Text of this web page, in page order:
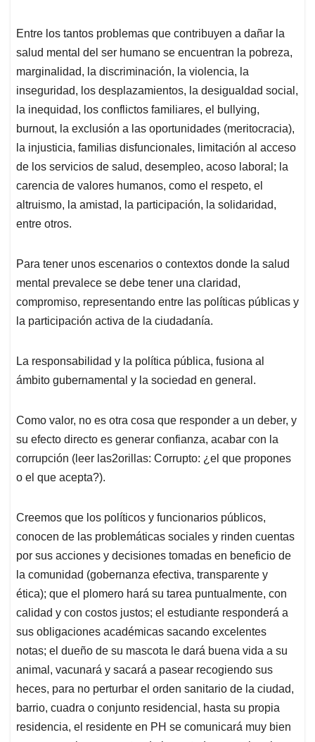
Entre los tantos problemas que contribuyen a dañar la
salud mental del ser humano se encuentran la pobreza,
marginalidad, la discriminación, la violencia, la
inseguridad, los desplazamientos, la desigualdad social,
la inequidad, los conflictos familiares, el bullying,
burnout, la exclusión a las oportunidades (meritocracia),
la injusticia, familias disfuncionales, limitación al acceso
de los servicios de salud, desempleo, acoso laboral; la
carencia de valores humanos, como el respeto, el
altruismo, la amistad, la participación, la solidaridad,
entre otros.
Para tener unos escenarios o contextos donde la salud
mental prevalece se debe tener una claridad,
compromiso, representando entre las políticas públicas y
la participación activa de la ciudadanía.
La responsabilidad y la política pública, fusiona al
ámbito gubernamental y la sociedad en general.
Como valor, no es otra cosa que responder a un deber, y
su efecto directo es generar confianza, acabar con la
corrupción (leer las2orillas: Corrupto: ¿el que propones
o el que acepta?).
Creemos que los políticos y funcionarios públicos,
conocen de las problemáticas sociales y rinden cuentas
por sus acciones y decisiones tomadas en beneficio de
la comunidad (gobernanza efectiva, transparente y
ética); que el plomero hará su tarea puntualmente, con
calidad y con costos justos; el estudiante responderá a
sus obligaciones académicas sacando excelentes
notas; el dueño de su mascota le dará buena vida a su
animal, vacunará y sacará a pasear recogiendo sus
heces, para no perturbar el orden sanitario de la ciudad,
barrio, cuadra o conjunto residencial, hasta su propia
residencia, el residente en PH se comunicará muy bien